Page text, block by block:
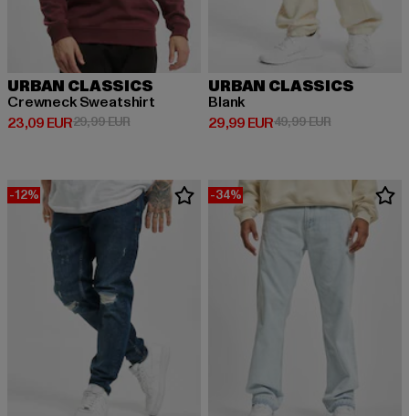
URBAN CLASSICS
Crewneck Sweatshirt
23,09 EUR
Ajankohtainen hinta: 23,09 EUR
29,99 EURKampanjahinta: 29,99 EUR
URBAN CLASSICS
Blank
29,99 EUR
Ajankohtainen hinta: 29,99 EUR
49,99 EUR
-12% -34%